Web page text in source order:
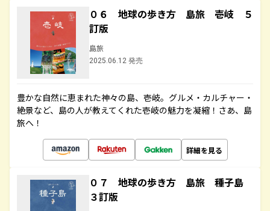
０６ 地球の歩き方 島旅 壱岐 ５
訂版
島旅
2025.06.12 発売
豊かな自然に恵まれた神々の島、壱岐。グルメ・カルチャー・
絶景など、島の人が教えてくれた壱岐の魅力を凝縮！さあ、島
旅へ！
詳細を見る
０７ 地球の歩き方 島旅 種子島
３訂版